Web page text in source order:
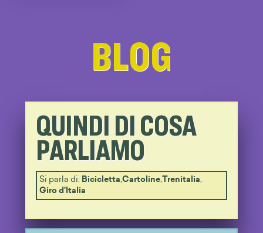
BLOG
QUINDI DI COSA
PARLIAMO
Si parla di: Bicicletta,Cartoline,Trenitalia,
Giro d'Italia